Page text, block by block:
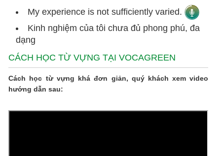
My experience is not sufficiently varied.
Kinh nghiệm của tôi chưa đủ phong phú, đa
dạng
CÁCH HỌC TỪ VỰNG TẠI VOCAGREEN
Cách học từ vựng khá đơn giản, quý khách xem video
hướng dẫn sau: